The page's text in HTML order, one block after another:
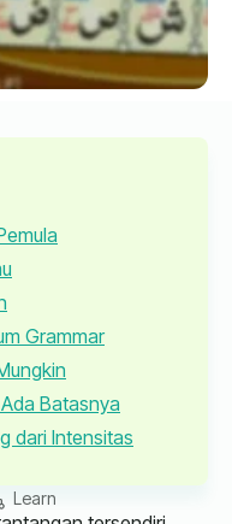
Grammar
Batasnya
dari Intensitas
Learn